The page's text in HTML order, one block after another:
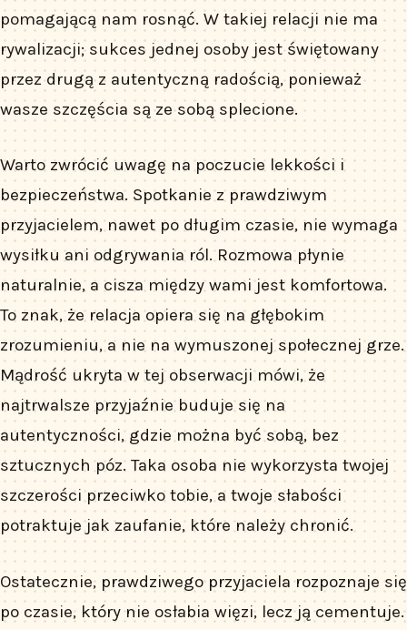
pomagającą nam rosnąć. W takiej relacji nie ma
rywalizacji; sukces jednej osoby jest świętowany
przez drugą z autentyczną radością, ponieważ
wasze szczęścia są ze sobą splecione.
Warto zwrócić uwagę na poczucie lekkości i
bezpieczeństwa. Spotkanie z prawdziwym
przyjacielem, nawet po długim czasie, nie wymaga
wysiłku ani odgrywania ról. Rozmowa płynie
naturalnie, a cisza między wami jest komfortowa.
To znak, że relacja opiera się na głębokim
zrozumieniu, a nie na wymuszonej społecznej grze.
Mądrość ukryta w tej obserwacji mówi, że
najtrwalsze przyjaźnie buduje się na
autentyczności, gdzie można być sobą, bez
sztucznych póz. Taka osoba nie wykorzysta twojej
szczerości przeciwko tobie, a twoje słabości
potraktuje jak zaufanie, które należy chronić.
Ostatecznie, prawdziwego przyjaciela rozpoznaje się
po czasie, który nie osłabia więzi, lecz ją cementuje.